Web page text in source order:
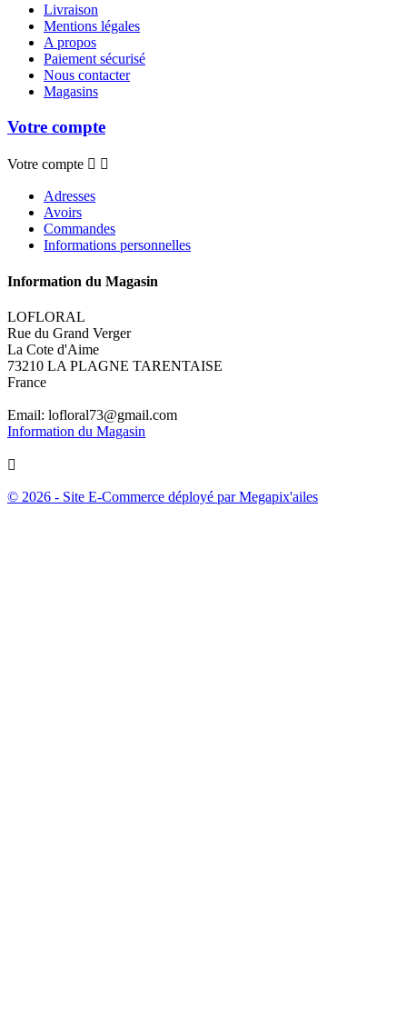
Livraison
Mentions légales
A propos
Paiement sécurisé
Nous contacter
Magasins
Votre compte
Votre compte  
Adresses
Avoirs
Commandes
Informations personnelles
Information du Magasin
LOFLORAL
Rue du Grand Verger
La Cote d'Aime
73210 LA PLAGNE TARENTAISE
France
Email: lofloral73@gmail.com
Information du Magasin

© 2026 - Site E-Commerce déployé par Megapix'ailes